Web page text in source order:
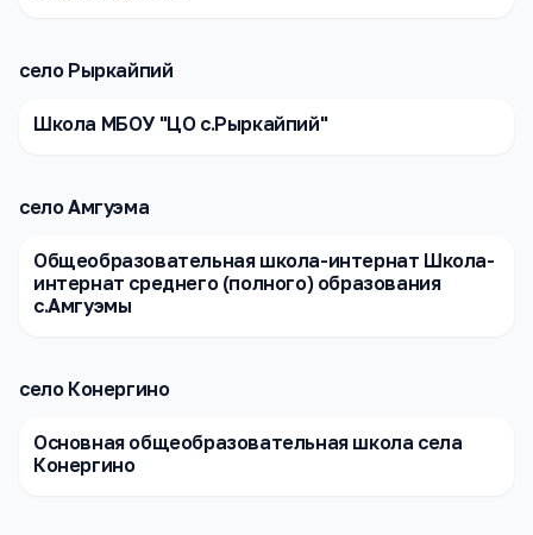
село Рыркайпий
Школа МБОУ "ЦО с.Рыркайпий"
село Амгуэма
Общеобразовательная школа-интернат Школа-
интернат среднего (полного) образования
с.Амгуэмы
село Конергино
Основная общеобразовательная школа села
Конергино